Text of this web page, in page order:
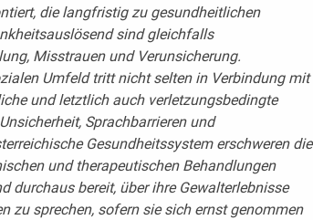
die langfristig zu gesundheitlichen
sind gleichfalls
Misstrauen und Verunsicherung.
Umfeld tritt nicht selten in Verbindung mit
und letztlich auch verletzungsbedingte
Sprachbarrieren und
Gesundheitssystem erschweren die
und therapeutischen Behandlungen
durchaus bereit, über ihre Gewalt­erlebnisse
zu sprechen, sofern sie sich ernst genommen